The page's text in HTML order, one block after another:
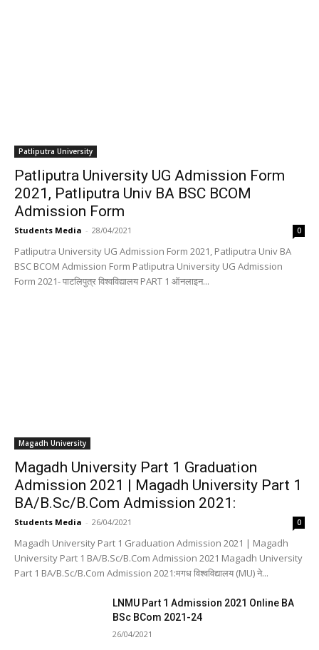
Patliputra University
Patliputra University UG Admission Form
2021, Patliputra Univ BA BSC BCOM
Admission Form
Students Media - 28/04/2021 0
Patliputra University UG Admission Form 2021, Patliputra Univ BA
BSC BCOM Admission Form Patliputra University UG Admission
Form 2021- पाटलिपुत्र विश्वविद्यालय PART 1 ऑनलाइन...
Magadh University
Magadh University Part 1 Graduation
Admission 2021 | Magadh University Part 1
BA/B.Sc/B.Com Admission 2021:
Students Media - 26/04/2021 0
Magadh University Part 1 Graduation Admission 2021 | Magadh
University Part 1 BA/B.Sc/B.Com Admission 2021 Magadh University
Part 1 BA/B.Sc/B.Com Admission 2021:मगध विश्वविद्यालय (MU) ने...
LNMU Part 1 Admission 2021 Online BA
BSc BCom 2021-24
26/04/2021